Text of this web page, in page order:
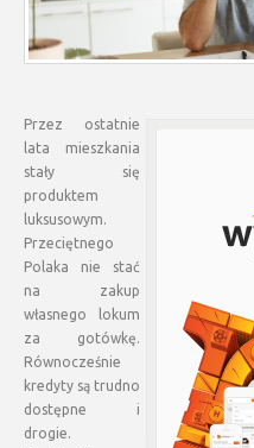
Przez ostatnie
lata mieszkania
stały się
produktem
luksusowym.
Przeciętnego
Polaka nie stać
na zakup
własnego lokum
za gotówkę.
Równocześnie
kredyty są trudno
dostępne i
drogie.